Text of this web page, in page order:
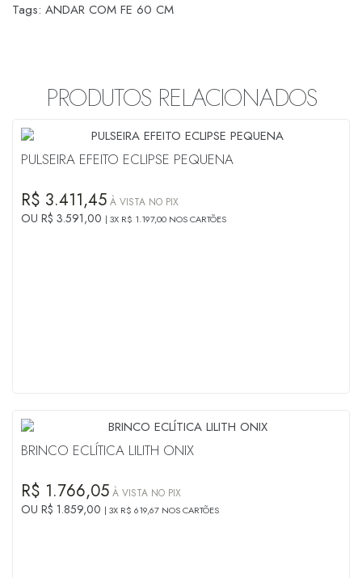
Tags: ANDAR COM FE 60 CM
PRODUTOS RELACIONADOS
PULSEIRA EFEITO ECLIPSE PEQUENA
R$ 3.411,45 À VISTA NO PIX
OU R$ 3.591,00 3X R$ 1.197,00 NOS CARTÕES
BRINCO ECLÍTICA LILITH ONIX
R$ 1.766,05 À VISTA NO PIX
OU R$ 1.859,00 3X R$ 619,67 NOS CARTÕES